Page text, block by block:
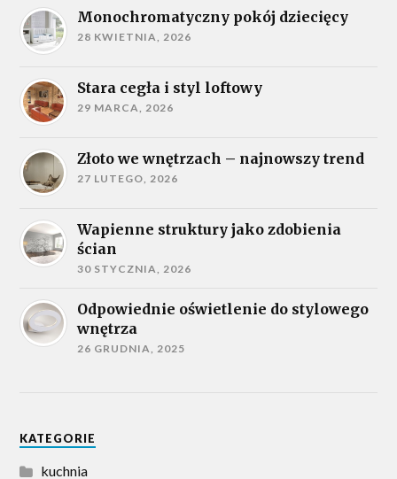
Monochromatyczny pokój dziecięcy
28 KWIETNIA, 2026
Stara cegła i styl loftowy
29 MARCA, 2026
Złoto we wnętrzach – najnowszy trend
27 LUTEGO, 2026
Wapienne struktury jako zdobienia
ścian
30 STYCZNIA, 2026
Odpowiednie oświetlenie do stylowego
wnętrza
26 GRUDNIA, 2025
KATEGORIE
kuchnia